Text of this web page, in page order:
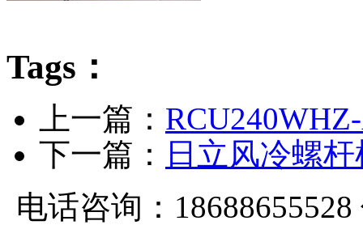
Tags：
上一篇：
下一篇：
日立风冷螺
电话咨询：